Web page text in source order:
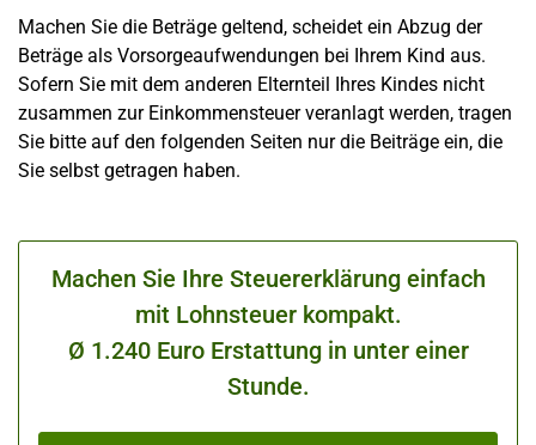
Machen Sie die Beträge geltend, scheidet ein Abzug der
Beträge als Vorsorgeaufwendungen bei Ihrem Kind aus.
Sofern Sie mit dem anderen Elternteil Ihres Kindes nicht
zusammen zur Einkommensteuer veranlagt werden, tragen
Sie bitte auf den folgenden Seiten nur die Beiträge ein, die
Sie selbst getragen haben.
Machen Sie Ihre Steuererklärung einfach
mit Lohnsteuer kompakt.
Ø 1.240 Euro Erstattung in unter einer
Stunde.